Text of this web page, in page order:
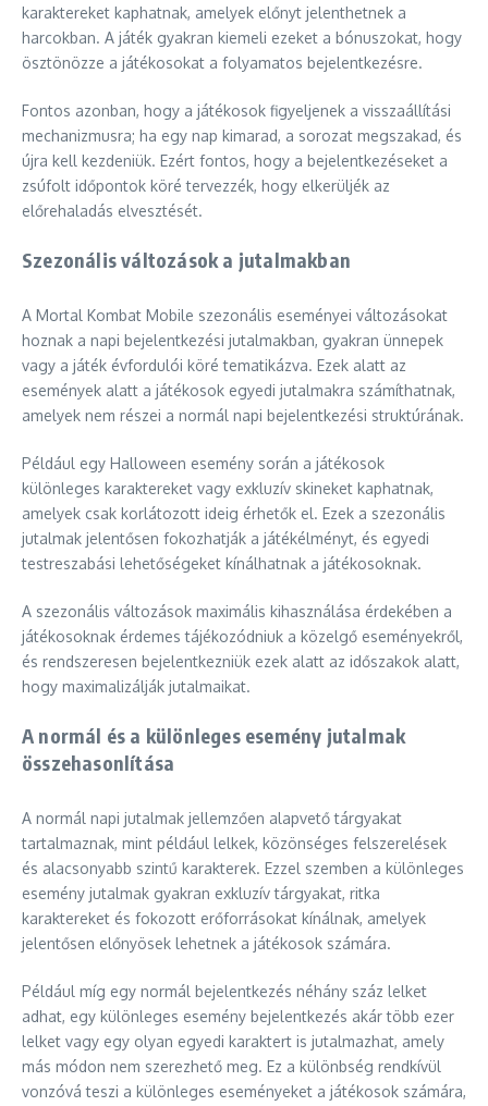
karaktereket kaphatnak, amelyek előnyt jelenthetnek a
harcokban. A játék gyakran kiemeli ezeket a bónuszokat, hogy
ösztönözze a játékosokat a folyamatos bejelentkezésre.
Fontos azonban, hogy a játékosok figyeljenek a visszaállítási
mechanizmusra; ha egy nap kimarad, a sorozat megszakad, és
újra kell kezdeniük. Ezért fontos, hogy a bejelentkezéseket a
zsúfolt időpontok köré tervezzék, hogy elkerüljék az
előrehaladás elvesztését.
Szezonális változások a jutalmakban
A Mortal Kombat Mobile szezonális eseményei változásokat
hoznak a napi bejelentkezési jutalmakban, gyakran ünnepek
vagy a játék évfordulói köré tematikázva. Ezek alatt az
események alatt a játékosok egyedi jutalmakra számíthatnak,
amelyek nem részei a normál napi bejelentkezési struktúrának.
Például egy Halloween esemény során a játékosok
különleges karaktereket vagy exkluzív skineket kaphatnak,
amelyek csak korlátozott ideig érhetők el. Ezek a szezonális
jutalmak jelentősen fokozhatják a játékélményt, és egyedi
testreszabási lehetőségeket kínálhatnak a játékosoknak.
A szezonális változások maximális kihasználása érdekében a
játékosoknak érdemes tájékozódniuk a közelgő eseményekről,
és rendszeresen bejelentkezniük ezek alatt az időszakok alatt,
hogy maximalizálják jutalmaikat.
A normál és a különleges esemény jutalmak
összehasonlítása
A normál napi jutalmak jellemzően alapvető tárgyakat
tartalmaznak, mint például lelkek, közönséges felszerelések
és alacsonyabb szintű karakterek. Ezzel szemben a különleges
esemény jutalmak gyakran exkluzív tárgyakat, ritka
karaktereket és fokozott erőforrásokat kínálnak, amelyek
jelentősen előnyösek lehetnek a játékosok számára.
Például míg egy normál bejelentkezés néhány száz lelket
adhat, egy különleges esemény bejelentkezés akár több ezer
lelket vagy egy olyan egyedi karaktert is jutalmazhat, amely
más módon nem szerezhető meg. Ez a különbség rendkívül
vonzóvá teszi a különleges eseményeket a játékosok számára,